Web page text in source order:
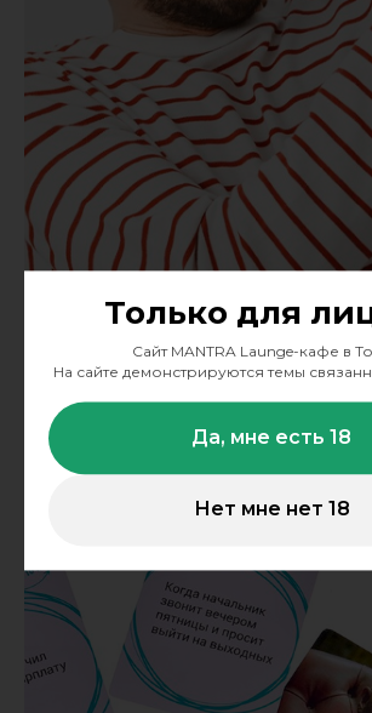
Только для
Сайт MANTRA Launge-кафе в
На сайте демонстрируются темы
Да, мне есть 18
Нет мне нет 18